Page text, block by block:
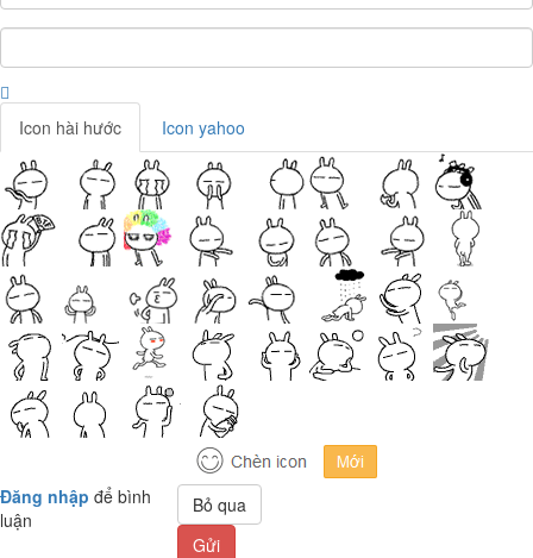
Icon hài hước Icon yahoo
Đăng nhập để bình
luận
Bỏ qua
Gửi